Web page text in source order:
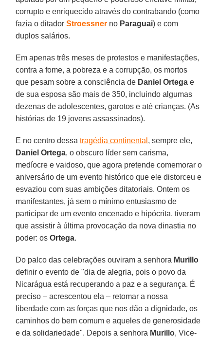
corrupto e enriquecido através do contrabando (como
fazia o ditadorStroessner no Paraguai) e com
duplos salários.
Em apenas três meses de protestos e manifestações,
contra a fome, a pobreza e a corrupção, os mortos
que pesam sobre a consciência de Daniel Ortega e
de sua esposa são mais de 350, incluindo algumas
dezenas de adolescentes, garotos e até crianças. (As
histórias de 19 jovens assassinados).
E no centro dessatragédia continental , sempre ele,
Daniel Ortega, o obscuro líder sem carisma,
medíocre e vaidoso, que agora pretende comemorar o
aniversário de um evento histórico que ele distorceu e
esvaziou com suas ambições ditatoriais. Ontem os
manifestantes, já sem o mínimo entusiasmo de
participar de um evento encenado e hipócrita, tiveram
que assistir à última provocação da nova dinastia no
poder: osOrtega.
Do palco das celebrações ouviram a senhora Murillo
definir o evento de "dia de alegria, pois o povo da
Nicarágua está recuperando a paz e a segurança. É
preciso – acrescentou ela – retomar a nossa
liberdade com as forças que nos dão a dignidade, os
caminhos do bem comum e aqueles de generosidade
e da solidariedade". Depois a senhora Murillo, Vice-